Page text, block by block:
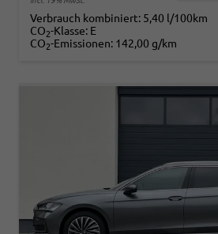
Verbrauch kombiniert: 5,40 l/100km
CO2-Klasse: E
CO2-Emissionen: 142,00 g/km